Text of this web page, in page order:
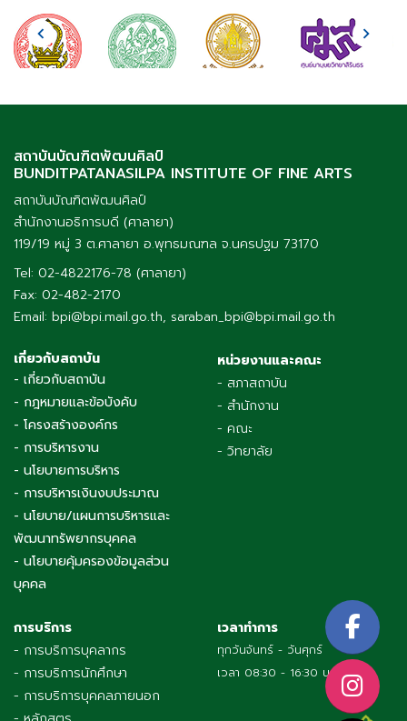
สถาบันบัณฑิตพัฒนศิลป์
BUNDITPATANASILPA INSTITUTE OF FINE ARTS
สถาบันบัณฑิตพัฒนศิลป์
สำนักงานอธิการบดี (ศาลายา)
119/19 หมู่ 3 ต.ศาลายา อ.พุทธมณฑล จ.นครปฐม 73170
Tel: 02-4822176-78 (ศาลายา)
Fax: 02-482-2170
Email: bpi@bpi.mail.go.th, saraban_bpi@bpi.mail.go.th
เกี่ยวกับสถาบัน
- เกี่ยวกับสถาบัน
- กฎหมายและข้อบังคับ
- โครงสร้างองค์กร
- การบริหารงาน
- นโยบายการบริหาร
- การบริหารเงินงบประมาณ
- นโยบาย/แผนการบริหารและ
พัฒนาทรัพยากรบุคคล
- นโยบายคุ้มครองข้อมูลส่วน
บุคคล
หน่วยงานและคณะ
- สภาสถาบัน
- สำนักงาน
- คณะ
- วิทยาลัย
การบริการ
- การบริการบุคลากร
- การบริการนักศึกษา
- การบริการบุคคลภายนอก
เวลาทำการ
ทุกวันจันทร์ - วันศุกร์
เวลา 08:30 - 16:30 น.